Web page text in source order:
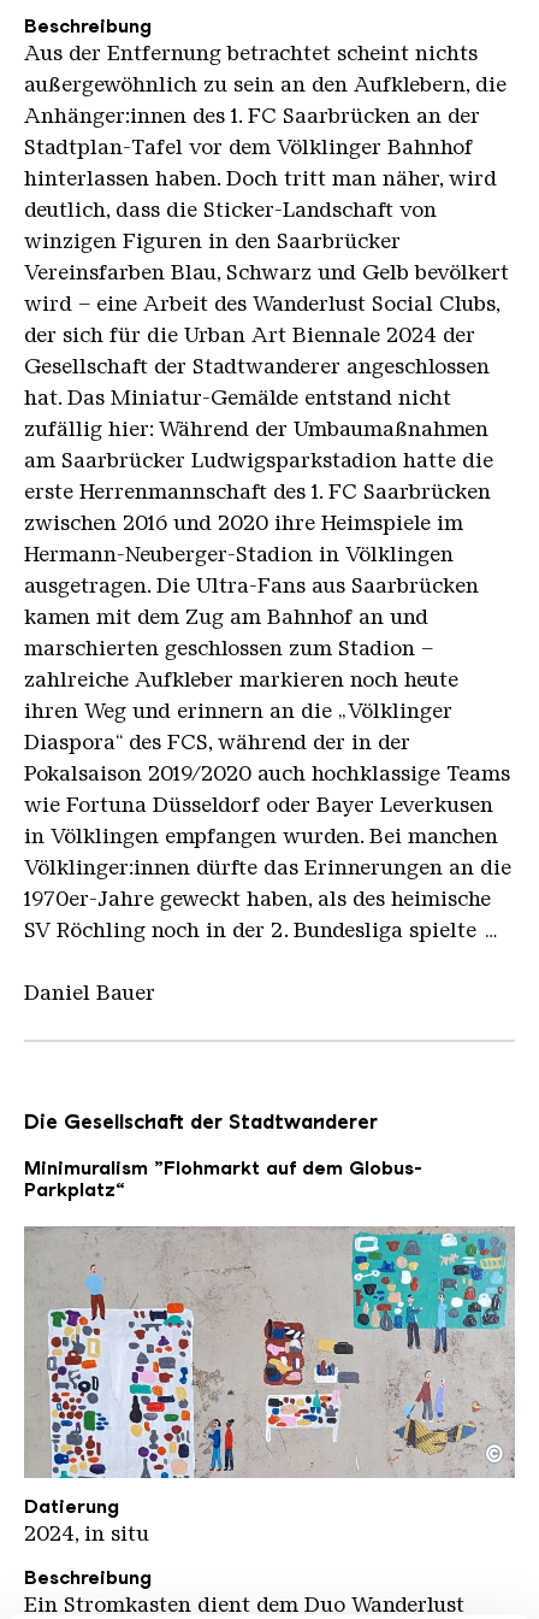
Beschreibung
Aus der Entfernung betrachtet scheint nichts
außergewöhnlich zu sein an den Aufklebern, die
Anhänger:innen des 1. FC Saarbrücken an der
Stadtplan-Tafel vor dem Völklinger Bahnhof
hinterlassen haben. Doch tritt man näher, wird
deutlich, dass die Sticker-Landschaft von
winzigen Figuren in den Saarbrücker
Vereinsfarben Blau, Schwarz und Gelb bevölkert
wird – eine Arbeit des Wanderlust Social Clubs,
der sich für die Urban Art Biennale 2024 der
Gesellschaft der Stadtwanderer angeschlossen
hat. Das Miniatur-Gemälde entstand nicht
zufällig hier: Während der Umbaumaßnahmen
am Saarbrücker Ludwigsparkstadion hatte die
erste Herrenmannschaft des 1. FC Saarbrücken
zwischen 2016 und 2020 ihre Heimspiele im
Hermann-Neuberger-Stadion in Völklingen
ausgetragen. Die Ultra-Fans aus Saarbrücken
kamen mit dem Zug am Bahnhof an und
marschierten geschlossen zum Stadion –
zahlreiche Aufkleber markieren noch heute
ihren Weg und erinnern an die „Völklinger
Diaspora“ des FCS, während der in der
Pokalsaison 2019/2020 auch hochklassige Teams
wie Fortuna Düsseldorf oder Bayer Leverkusen
in Völklingen empfangen wurden. Bei manchen
Völklinger:innen dürfte das Erinnerungen an die
1970er-Jahre geweckt haben, als des heimische
SV Röchling noch in der 2. Bundesliga spielte …
Daniel Bauer
Die Gesellschaft der Stadtwanderer
Minimuralism „Flohmarkt auf dem Globus-
Parkplatz“
Wanderlust Flohmarkt kompr Detail
Copyright: Mathieu Tremblin
©
Datierung
2024, in situ
Beschreibung
Ein Stromkasten dient dem Duo Wanderlust